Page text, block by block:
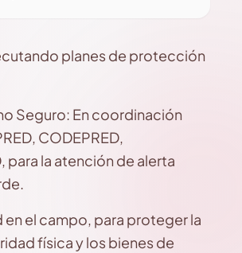
planes de protección
Seguro: En coordinación
CODEPRED,
para la atención de alerta
en el campo, para proteger la
física y los bienes de